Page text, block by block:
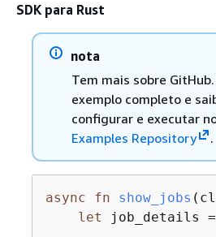
SDK para Rust
nota
Tem mais sobre
exemplo completo e
configurar e executar
Examples Repository
.
async fn show_jobs
let job_details